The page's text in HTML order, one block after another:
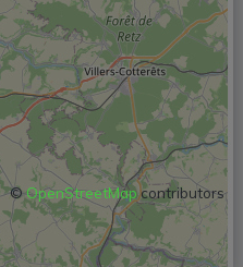
©OpenStreetMapcontributors